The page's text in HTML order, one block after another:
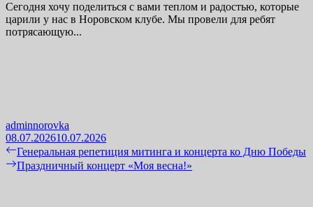
Сегодня хочу поделиться с вами теплом и радостью, которые
царили у нас в Норовском клубе. Мы провели для ребят
потрясающую...
adminnorovka
08.07.202610.07.2026
Навигация
по
Previous
post:
Генеральная репетиция митинга и концерта ко Дню Победы
Next
Праздничный концерт «Моя весна!»